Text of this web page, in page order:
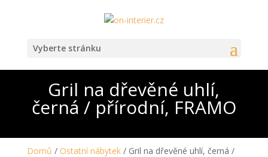
Vyberte stránku
Gril na dřevěné uhlí,
černá / přírodní, FRAMO
Domů / Ostatní nábytek/ Gril na dřevěné uhlí, černá /